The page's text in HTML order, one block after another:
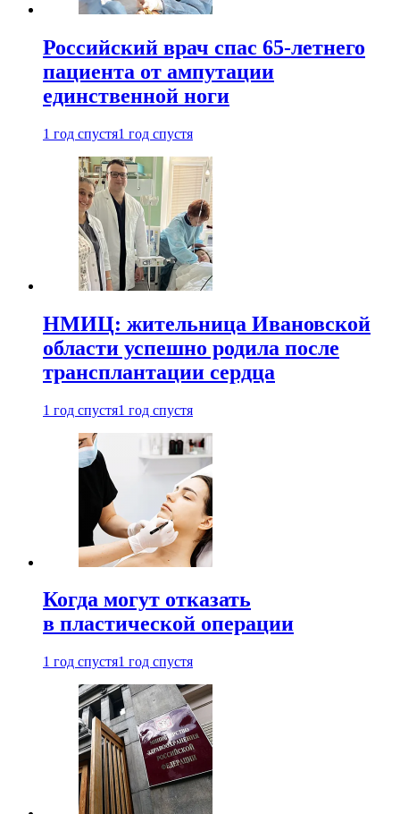
Российский врач спас 65-летнего
пациента от ампутации
единственной ноги
1 год спустя1 год спустя
НМИЦ: жительница Ивановской
области успешно родила после
трансплантации сердца
1 год спустя1 год спустя
Когда могут отказать
в пластической операции
1 год спустя1 год спустя